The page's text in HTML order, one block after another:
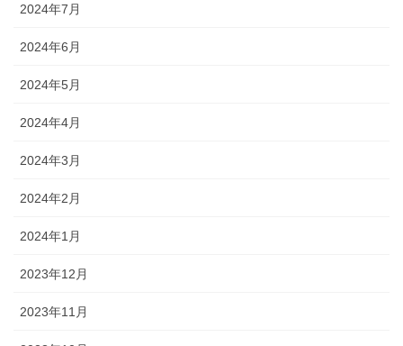
2024年7月
2024年6月
2024年5月
2024年4月
2024年3月
2024年2月
2024年1月
2023年12月
2023年11月